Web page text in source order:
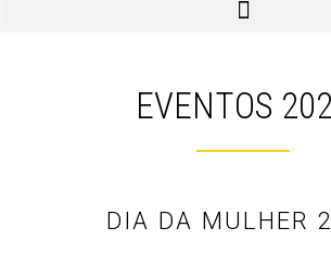
EVENTOS
DIA DA MULHER